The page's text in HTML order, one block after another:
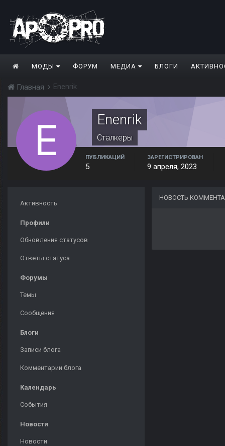
МОДЫ ФОРУМ МЕДИА БЛОГИ
Главная Enenrik
Enenrik
Сталкеры
ПУБЛИКАЦИЙ
5
ЗАРЕГИСТРИРОВАН
9 апреля, 2023
Активность
Профили
Обновления статусов
Ответы статуса
Форумы
Темы
Сообщения
Блоги
Записи блога
Комментарии блога
Календарь
События
Новости
Новости
НОВОСТЬ